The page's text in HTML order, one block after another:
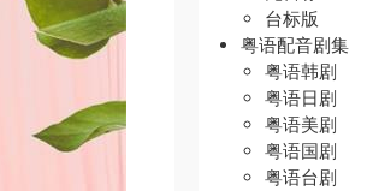
台标版
粤语配音剧集
粤语韩剧
粤语日剧
粤语美剧
粤语国剧
粤语台剧